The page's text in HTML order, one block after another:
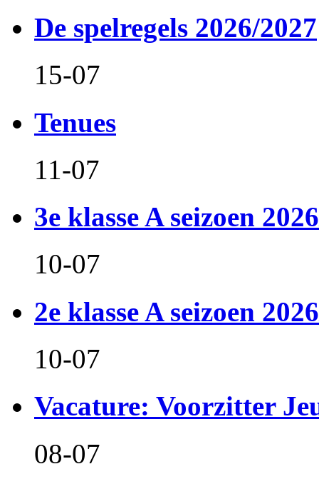
De spelregels 2026/2027
15-07
Tenues
11-07
3e klasse A seizoen
10-07
2e klasse A seizoen
10-07
Vacature: Voorzitter
08-07